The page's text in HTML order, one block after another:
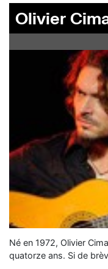
Olivier
Né en 1972, Olivier
quatorze ans. Si de